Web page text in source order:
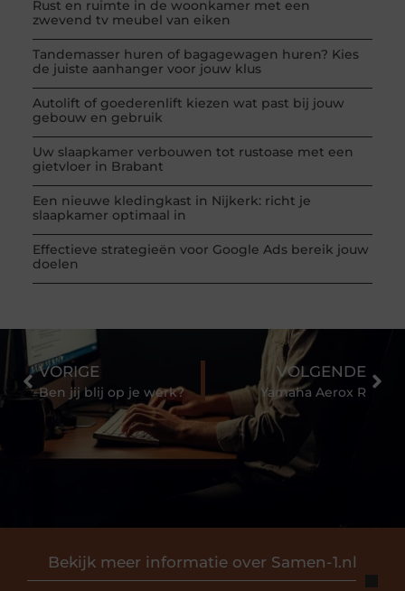
Rust en ruimte in de woonkamer met een
zwevend tv meubel van eiken
Tandemasser huren of bagagewagen huren? Kies
de juiste aanhanger voor jouw klus
Autolift of goederenlift kiezen wat past bij jouw
gebouw en gebruik
Uw slaapkamer verbouwen tot rustoase met een
gietvloer in Brabant
Een nieuwe kledingkast in Nijkerk: richt je
slaapkamer optimaal in
Effectieve strategieën voor Google Ads bereik jouw
doelen
Bekijk meer informatie over Samen-1.nl
VORIGE
Ben jij blij op je werk?
VOLGENDE
Yamaha Aerox R